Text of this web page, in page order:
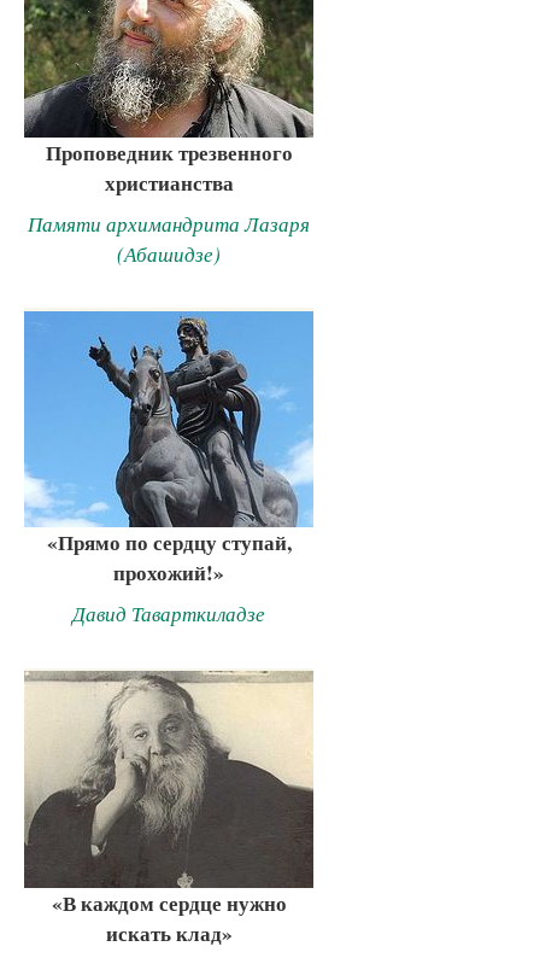
Проповедник трезвенного
христианства
Памяти архимандрита Лазаря
(Абашидзе)
«Прямо по сердцу ступай,
прохожий!»
Давид Таварткиладзе
«В каждом сердце нужно
искать клад»